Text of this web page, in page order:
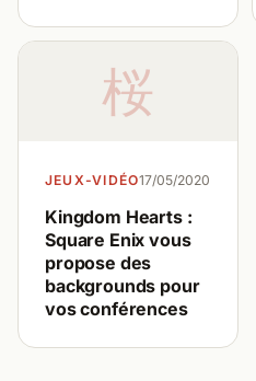
桜
JEUX-VIDÉO17/05/2020
Kingdom Hearts :
Square Enix vous
propose des
backgrounds pour
vos conférences